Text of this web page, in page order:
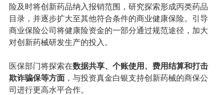
险及时将创新药品纳入报销范围，研究探索形成丙类药品
目录，并逐步扩大至其他符合条件的商业健康保险。引导
商业保险公司将健康险资金的一部分通过规范途径，加大
对创新药械研发生产的投入。
医保部门将探索在数据共享、个账使用、费用结算和打击
欺诈骗保等方面，与投资真金白银支持创新药械的商保公
司进行更高水平合作。